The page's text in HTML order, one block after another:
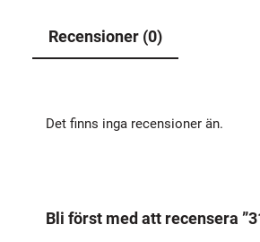
Recensioner (0)
Det finns inga recensioner än.
Bli först med att recensera